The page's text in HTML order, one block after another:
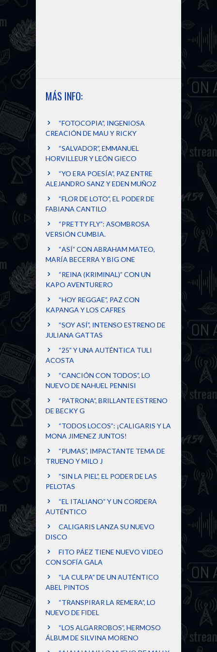
MÁS INFO:
“FOTOCOPIA”, INGENIOSA
CREACIÓN DE MAU Y RICKY
“SALVADOR”, EMMANUEL
HORVILLEUR Y LEÓN GIECO
“YO ERA POESÍA”, PAZ ENTRE
ALEJANDRO SANZ Y EDEN MUÑOZ
“FLOR DE LOTO”, EL PODER DE
FABIANA CANTILO
“PRETTY FLY”: ASOMBROSA
VERSIÓN CUMBIA.
“ASÍ” CON ABRAHAM MATEO,
MARÍA BECERRA Y BIG ONE
“REINA (KRIMINAL)” CON UN
KAPO AVENTURERO
“HOY REGGAE”, PAZ CON
KAPANGA Y LOS CAFRES
“SOY ASÍ”, INTENSO ESTRENO DE
JULIANA GATTAS
“25” Y UNA AUTÉNTICA TULI
ACOSTA
“CANCIÓN CON TODOS”, LO
NUEVO DE NAHUEL PENNISI
“PATRONA”, BRILLANTE ESTRENO
DE BECKY G
“TODOS LOCOS”: ¡CALIGARIS Y LA
MONA JIMENEZ JUNTOS!
“PUMAS”, IMPACTANTE TEMA DE
TRUENO Y MILO J
“SIN LA PIEL”, EL PODER DE LAS
PELOTAS
“EL ITALIANO” Y UN CORDERA
AUTÉNTICO
CALIGARIS LANZA SU NUEVO
DISCO
FITO PÁEZ TIENE NUEVO VIDEO
CON SOFÍA GALA
“LA CULPA” DE UN AUTÉNTICO
ABEL PINTOS
“TRANSPIRAR LA REMERA”, LO
NUEVO DE FIDEL
“LOS ALGARROBOS”, HERMOSO
ÁLBUM DE SILVINA MORENO